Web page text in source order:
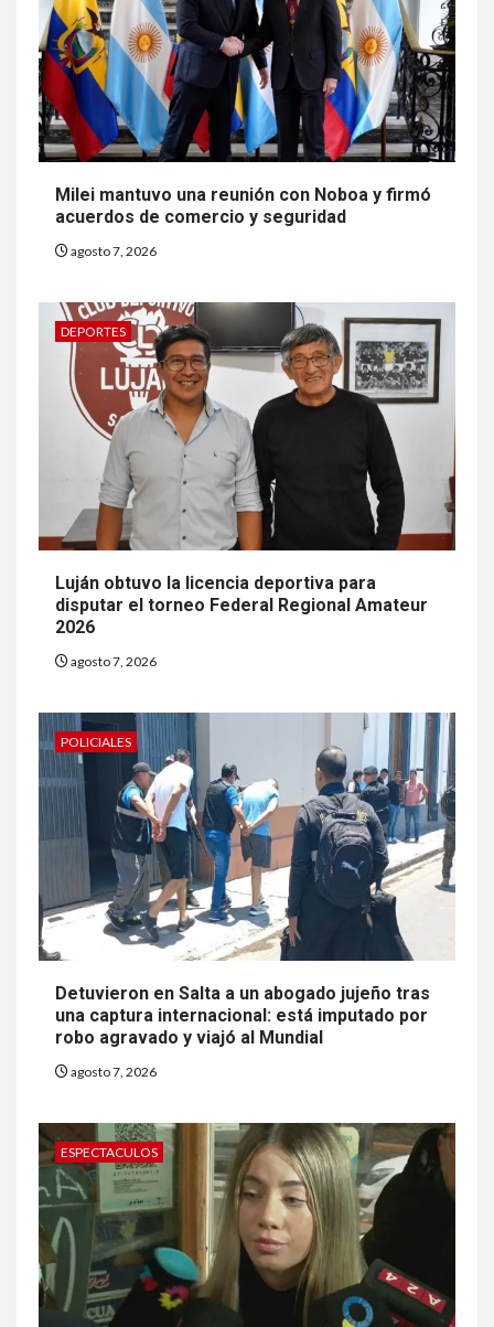
Milei mantuvo una reunión con Noboa y firmó
acuerdos de comercio y seguridad
agosto 7, 2026
DEPORTES
Luján obtuvo la licencia deportiva para
disputar el torneo Federal Regional Amateur
2026
agosto 7, 2026
POLICIALES
Detuvieron en Salta a un abogado jujeño tras
una captura internacional: está imputado por
robo agravado y viajó al Mundial
agosto 7, 2026
ESPECTACULOS